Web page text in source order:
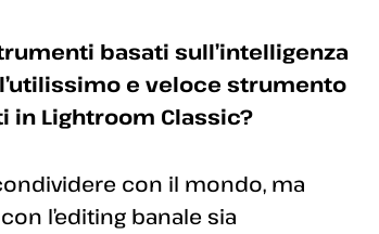
basati sull’intelligenza
e veloce strumento
Lightroom Classic?
con il mondo, ma
l’editing banale sia